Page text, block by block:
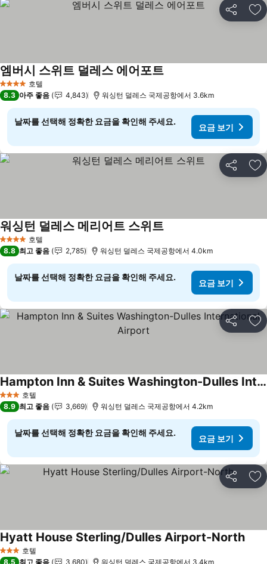
공유 즐
4 성급 호텔
엠버시 스위트 덜레스 에어포트
8.3 아주 좋음 4,843 워싱턴 덜레스 국제공항에서 3.6km
날짜를 선택해 정확한 요금을 확인해 주세요.
요금 보기
공유 즐
4 성급 호텔
워싱턴 덜레스 메리어트 스위트
8.8 최고 좋음 2,785 워싱턴 덜레스 국제공항에서 4.0km
날짜를 선택해 정확한 요금을 확인해 주세요.
요금 보기
공유 즐
3 성급 호텔
Hampton Inn & Suites Washington-Dulles International Airport
8.9 최고 좋음 3,669 워싱턴 덜레스 국제공항에서 4.2km
날짜를 선택해 정확한 요금을 확인해 주세요.
요금 보기
공유 즐
3 성급 호텔
Hyatt House Sterling/Dulles Airport-North
8.5 최고 좋음 3,680 워싱턴 덜레스 국제공항에서 3.4km